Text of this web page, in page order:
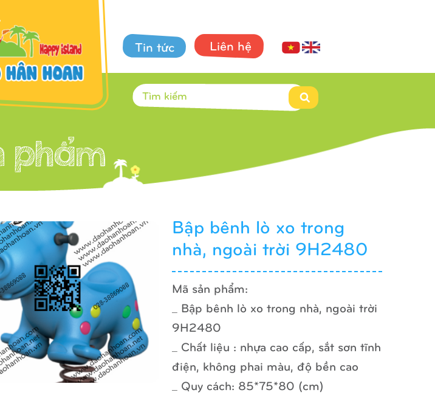
Tin tức Liên hệ
Bập bênh lò xo trong
nhà, ngoài trời 9H2480
Mã sản phẩm:
_ Bập bênh lò xo trong nhà, ngoài trời
9H2480
_ Chất liệu : nhựa cao cấp, sắt sơn tĩnh
điện, không phai màu, độ bền cao
_ Quy cách: 85*75*80 (cm)